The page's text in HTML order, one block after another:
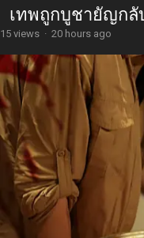
เทพถูกบูชายัญกลั
15 views · 20 hours ago